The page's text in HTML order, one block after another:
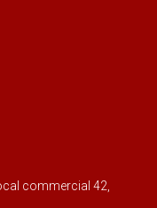
commercial 42,